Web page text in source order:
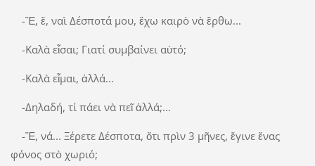
-Ἔ, ἔ, ναὶ Δέσποτά μου, ἔχω καιρὸ νὰ ἔρθω...
-Καλὰ εἶσαι; Γιατί συμβαίνει αὐτό;
-Καλὰ εἶμαι, ἀλλά...
-Δηλαδή, τί πάει νὰ πεῖ ἀλλά;...
-Ἔ, νά... Ξέρετε Δέσποτα, ὅτι πρὶν 3 μῆνες, ἔγινε ἕνας
φόνος στὸ χωριό;